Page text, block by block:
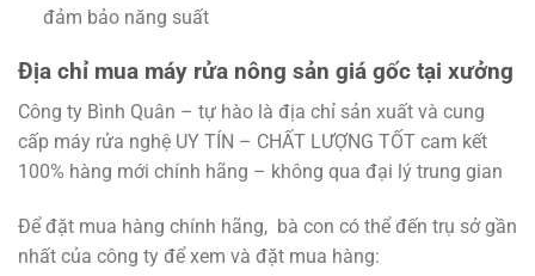
đảm bảo năng suất
Địa chỉ mua máy rửa nông sản giá gốc tại xưởng
Công ty Bình Quân – tự hào là địa chỉ sản xuất và cung
cấp máy rửa nghệ UY TÍN – CHẤT LƯỢNG TỐT cam kết
100% hàng mới chính hãng – không qua đại lý trung gian
Để đặt mua hàng chính hãng, bà con có thể đến trụ sở gần
nhất của công ty để xem và đặt mua hàng: